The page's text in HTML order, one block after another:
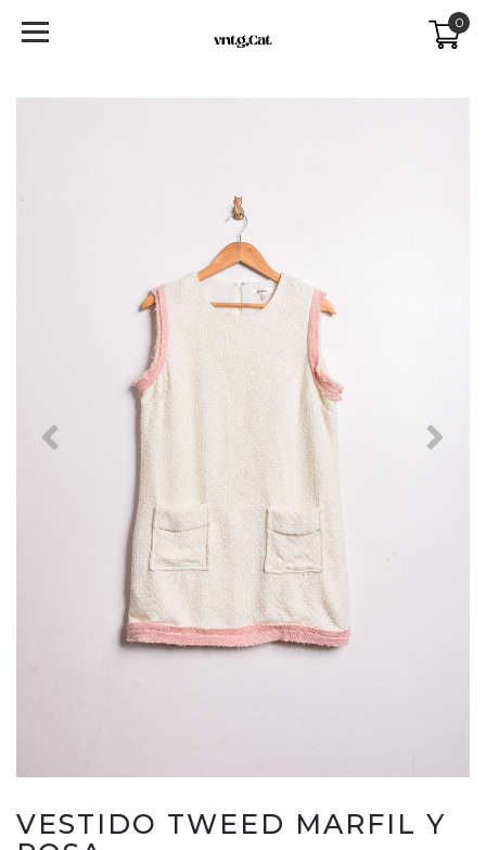
0
Previous Next
VESTIDO TWEED MARFIL Y